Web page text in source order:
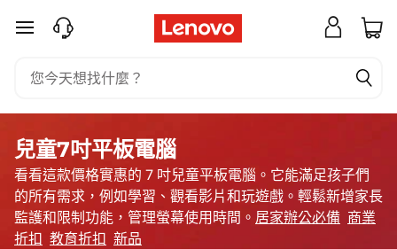
最
合
兒
童
的
跳至主要內容
兒童7吋平板電腦
看看這款價格實惠的 7 吋兒童平板電腦。它能滿足孩子們
的所有需求，例如學習、觀看影片和玩遊戲。輕鬆新增家長
監護和限制功能，管理螢幕使用時間。 居家辦公必備 商業
折扣 教育折扣 新品